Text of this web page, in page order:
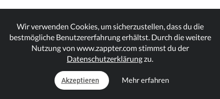
Wir verwenden Cookies, um sicherzustellen, dass du die
bestmögliche Benutzererfahrung erhältst. Durch die weitere
Nutzung von www.zappter.com stimmst du der
Datenschutzerklärungzu.
Akzeptieren Mehr erfahren